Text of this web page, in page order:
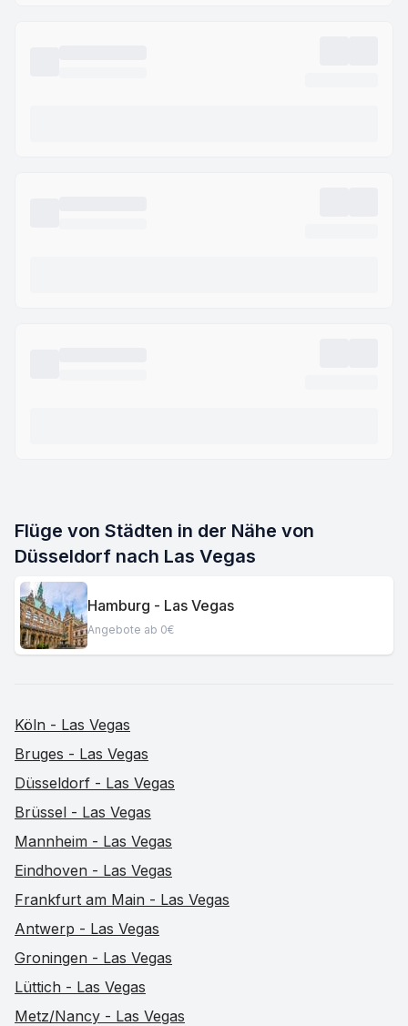
Flüge von Städten in der Nähe von
Düsseldorf nach Las Vegas
Hamburg - Las Vegas
Angebote ab 0€
Köln - Las Vegas
Bruges - Las Vegas
Düsseldorf - Las Vegas
Brüssel - Las Vegas
Mannheim - Las Vegas
Eindhoven - Las Vegas
Frankfurt am Main - Las Vegas
Antwerp - Las Vegas
Groningen - Las Vegas
Lüttich - Las Vegas
Metz/Nancy - Las Vegas